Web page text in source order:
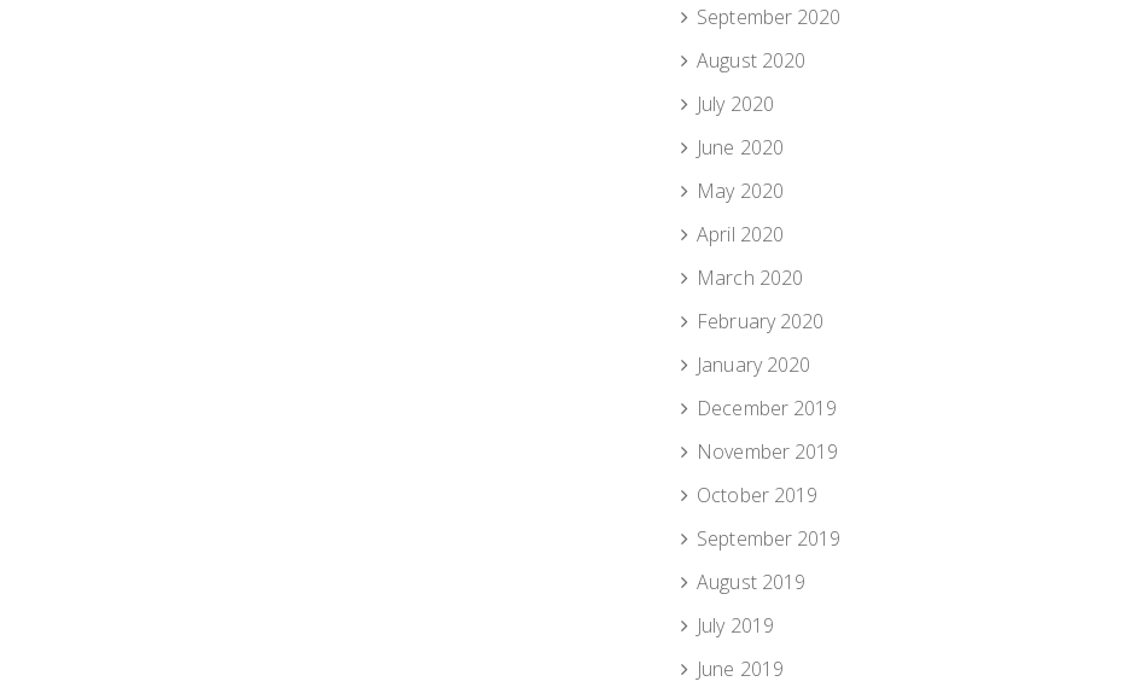
September 2020
August 2020
July 2020
June 2020
May 2020
April 2020
March 2020
February 2020
January 2020
December 2019
November 2019
October 2019
September 2019
August 2019
July 2019
June 2019